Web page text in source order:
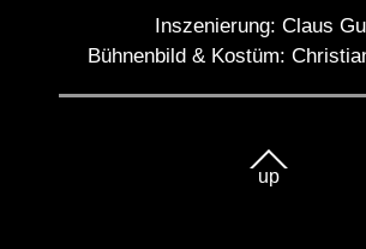
Inszenierung: Claus
Bühnenbild & Kostüm:
up